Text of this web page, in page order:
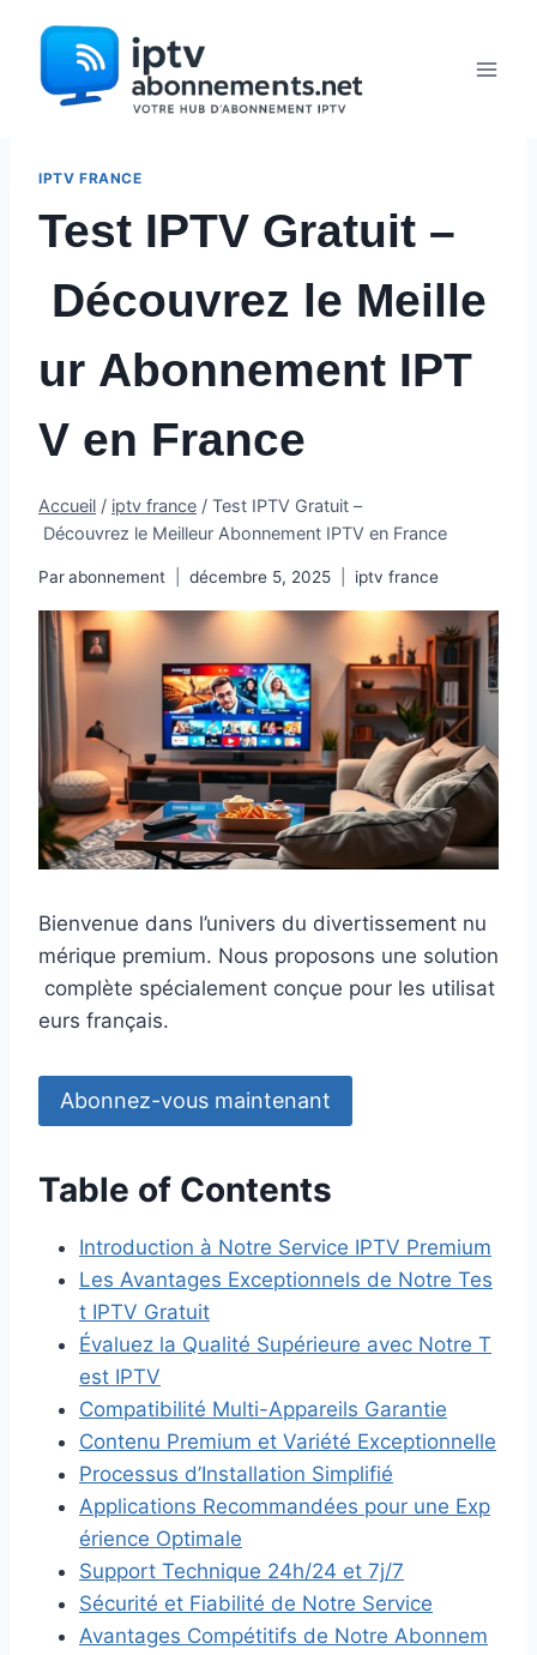
contenu
IPTV FRANCE
Test IPTV Gratuit –
Découvrez le Meille
ur Abonnement IPT
V en France
Accueil / iptv france / Test IPTV Gratuit –
Découvrez le Meilleur Abonnement IPTV en France
Parabonnement décembre 5, 2025 iptv france
Bienvenue dans l’univers du divertissement nu
mérique premium. Nous proposons une solution
complète spécialement conçue pour les utilisat
eurs français.
Abonnez-vous maintenant
Table of Contents
Introduction à Notre Service IPTV Premium
Les Avantages Exceptionnels de Notre Tes
t IPTV Gratuit
Évaluez la Qualité Supérieure avec Notre T
est IPTV
Compatibilité Multi-Appareils Garantie
Contenu Premium et Variété Exceptionnelle
Processus d’Installation Simplifié
Applications Recommandées pour une Exp
érience Optimale
Support Technique 24h/24 et 7j/7
Sécurité et Fiabilité de Notre Service
Avantages Compétitifs de Notre Abonnem